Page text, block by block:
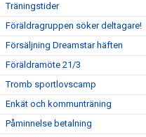
Träningstider
Föräldragruppen söker deltagare!
Försäljning Dreamstar häften
Föräldramöte 21/3
Tromb sportlovscamp
Enkät och kommunträning
Påminnelse betalning